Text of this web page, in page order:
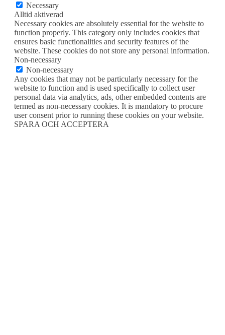
Necessary
Alltid aktiverad
Necessary cookies are absolutely essential for the website to
function properly. This category only includes cookies that
ensures basic functionalities and security features of the
website. These cookies do not store any personal information.
Non-necessary
Non-necessary
Any cookies that may not be particularly necessary for the
website to function and is used specifically to collect user
personal data via analytics, ads, other embedded contents are
termed as non-necessary cookies. It is mandatory to procure
user consent prior to running these cookies on your website.
SPARA OCH ACCEPTERA